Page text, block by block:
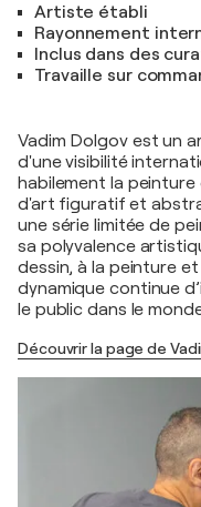
Artiste établi
Rayonnement
Inclus dans des
Travaille sur
Vadim Dolgov est un
d'une visibilité
habilement la
d'art figuratif et
une série limitée de
sa polyvalence
dessin, à la peinture
dynamique continue
le public dans le
Découvrir la page de